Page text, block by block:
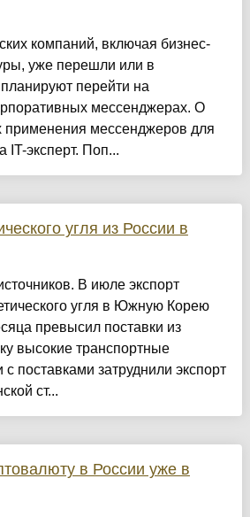
компаний, включая бизнес-
уже перешли или в
перейти на
мессенджерах. О
применения мессенджеров для
IT-эксперт. Поп...
угля из России в
В июле экспорт
угля в Южную Корею
превысил поставки из
высокие транспортные
поставками затруднили экспорт
ст...
в России уже в